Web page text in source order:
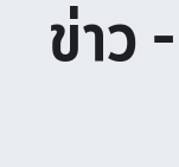
ข่าว